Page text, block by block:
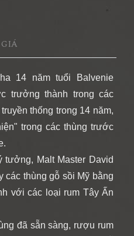
14 năm tuổi Balvenie
trưởng thành trong các
thống trong 14 năm,
trong các thùng trước
Malt Master David
các thùng gỗ sồi Mỹ bằng
với các loại rum Tây Ấn
đã sẵn sàng, rượu rum